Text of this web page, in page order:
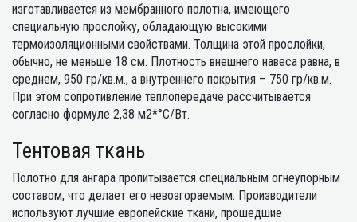
изготавливается из мембранного полотна, имеющего
специальную прослойку, обладающую высокими
термоизоляционными свойствами. Толщина этой прослойки,
обычно, не меньше 18 см. Плотность внешнего навеса равна, в
среднем, 950 гр/кв.м., а внутреннего покрытия – 750 гр/кв.м.
При этом сопротивление теплопередаче рассчитывается
согласно формуле 2,38 м2*°С/Вт.
Тентовая ткань
Полотно для ангара пропитывается специальным огнеупорным
составом, что делает его невозгораемым. Производители
используют лучшие европейские ткани, прошедшие